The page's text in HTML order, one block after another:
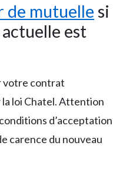
de mutuelle si
est
votre contrat
loi Chatel. Attention
d’acceptation
carence du nouveau